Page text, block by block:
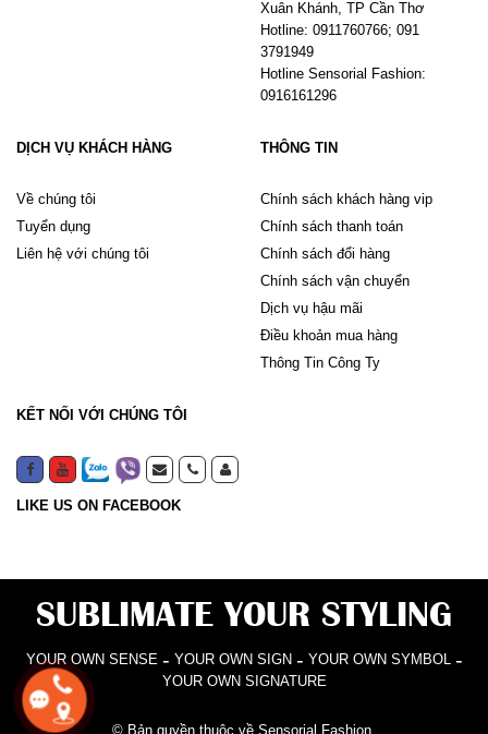
Xuân Khánh, TP Cần Thơ
Hotline: 0911760766; 091
3791949
Hotline Sensorial Fashion:
0916161296
DỊCH VỤ KHÁCH HÀNG
Về chúng tôi
Tuyển dụng
Liên hệ với chúng tôi
THÔNG TIN
Chính sách khách hàng vip
Chính sách thanh toán
Chính sách đổi hàng
Chính sách vận chuyển
Dịch vụ hậu mãi
Điều khoản mua hàng
Thông Tin Công Ty
KẾT NỐI VỚI CHÚNG TÔI
LIKE US ON FACEBOOK
SUBLIMATE YOUR STYLING
YOUR OWN SENSE - YOUR OWN SIGN - YOUR OWN SYMBOL -
YOUR OWN SIGNATURE
© Bản quyền thuộc về Sensorial Fashion